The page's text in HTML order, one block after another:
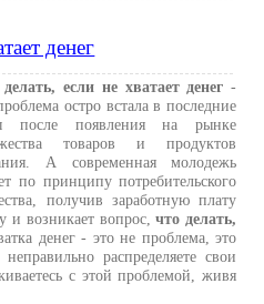
денег
если не хватает денег -
остро встала в последние
после появления на рынке
товаров и продуктов
А современная молодежь
по принципу потребительского
получив заработную плату
и возникает вопрос,что делать,
денег - это не проблема, это
распределяете свои
с этой проблемой, живя